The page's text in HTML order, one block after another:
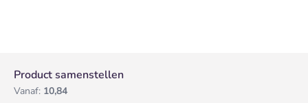
Product samenstellen
Vanaf: 10,84